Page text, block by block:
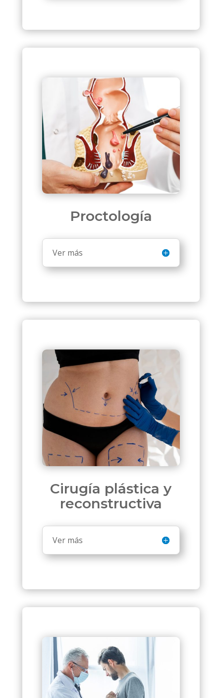
Proctología
Ver más
Cirugía plástica y
reconstructiva
Ver más